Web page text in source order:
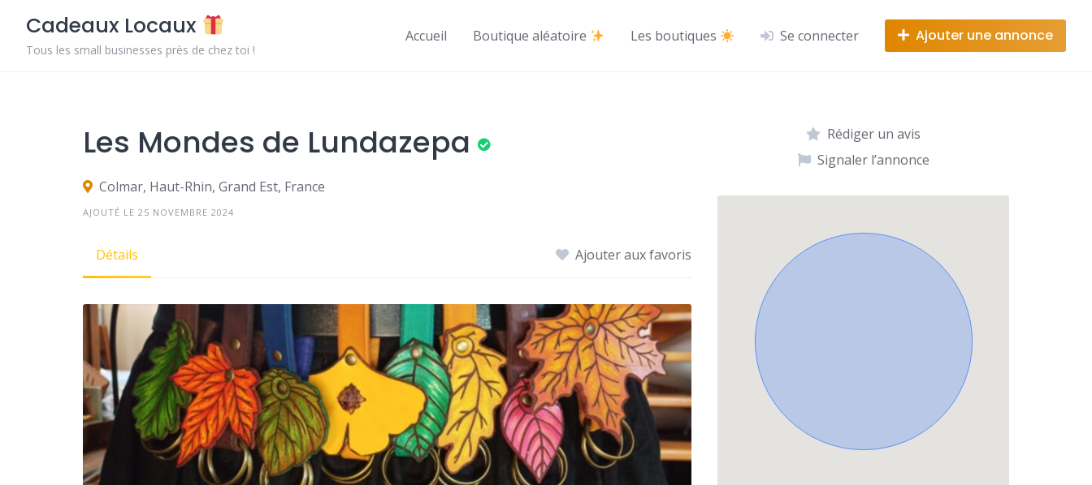
content
Cadeaux Locaux
Tous les small businesses près de chez toi !
Accueil Boutique aléatoire Les boutiques Se connecter Ajouter une annonce
Les Mondes de Lundazepa
Colmar, Haut-Rhin, Grand Est, France
AJOUTÉ LE 25 NOVEMBRE 2024
Détails Ajouter aux favoris
Rédiger un avis
Signaler l’annonce